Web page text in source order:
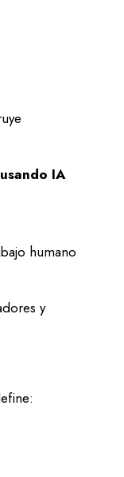
IA
humano
y